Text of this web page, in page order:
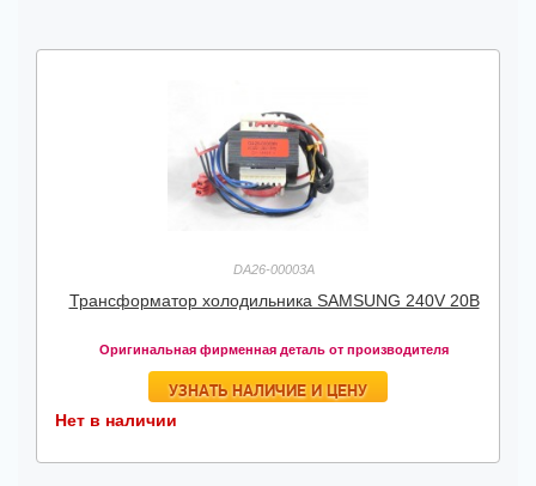
DA26-00003A
Трансформатор холодильника SAMSUNG 240V 20B
Оригинальная фирменная деталь от производителя
УЗНАТЬ НАЛИЧИЕ И ЦЕНУ
Нет в наличии